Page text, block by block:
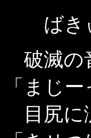
ばき
破滅の
「まじー
目尻に